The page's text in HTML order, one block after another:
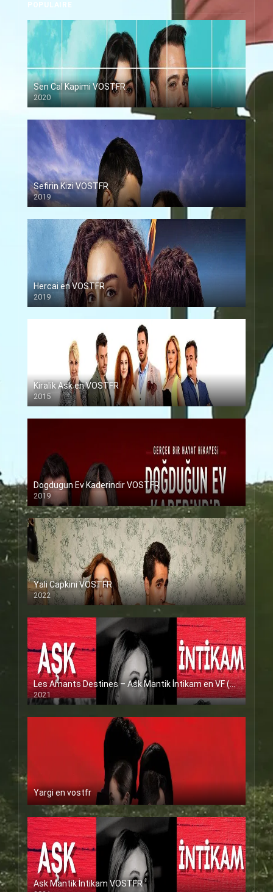
POPULAIRE
Sen Cal Kapimi VOSTFR
2020
Sefirin Kizi VOSTFR
2019
Hercai en VOSTFR
2019
Kiralik Ask en VOSTFR
2015
Dogdugun Ev Kaderindir VOSTFR
2019
Yali Capkini VOSTFR
2022
Les Amants Destines – Ask Mantik İntikam en VF (Voix Francaise)
2021
Yargi en vostfr
Ask Mantik İntikam VOSTFR